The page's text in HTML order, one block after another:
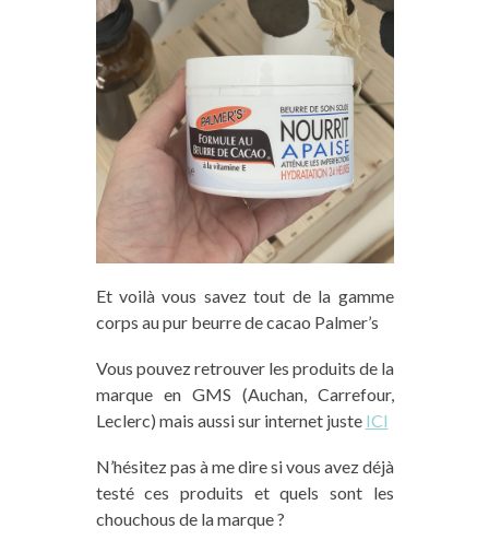
Et voilà vous savez tout de la gamme
corps aupur beurre de cacao Palmer’s
Vous pouvez retrouver les produits de la
marque en GMS (Auchan, Carrefour,
Leclerc) mais aussi sur internet juste ICI
N’hésitez pas à me dire si vous avez déjà
testé ces produits et quels sont les
chouchous de la marque ?